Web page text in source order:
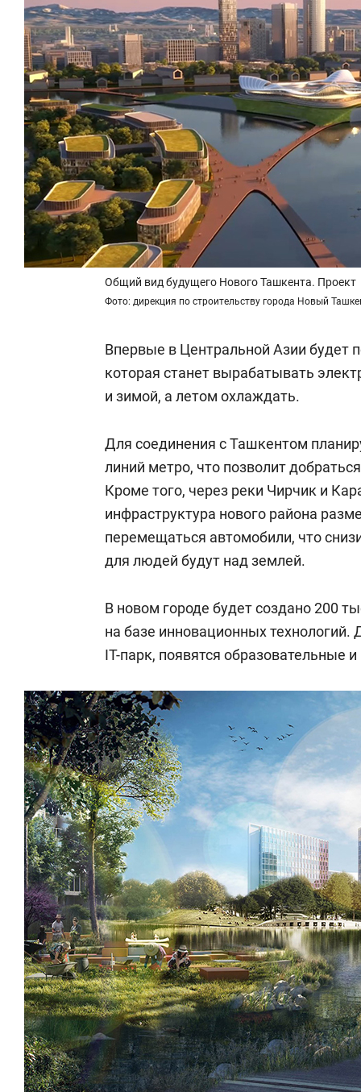
Общий вид будущего Нового Ташкента. Проект
Фото: дирекция по строительству города Новый
Впервые в Центральной Азии будет
которая станет вырабатывать
и зимой, а летом охлаждать.
Для соединения с Ташкентом
линий метро, что позволит
Кроме того, через реки Чирчик и
инфраструктура нового района
перемещаться автомобили, что
для людей будут над землей.
В новом городе будет создано 200
на базе инновационных технологий.
IT-парк, появятся образовательные